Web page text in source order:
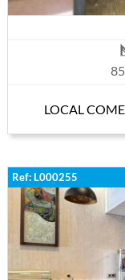
LOCAL
Ref: L000255